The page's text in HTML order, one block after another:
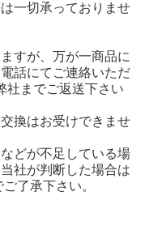
一切承っておりませ
すが、万が一商品に
話にてご連絡いただ
社までご返送下さい
換はお受けできませ
どが不足している場
社が判断した場合は
了承下さい。